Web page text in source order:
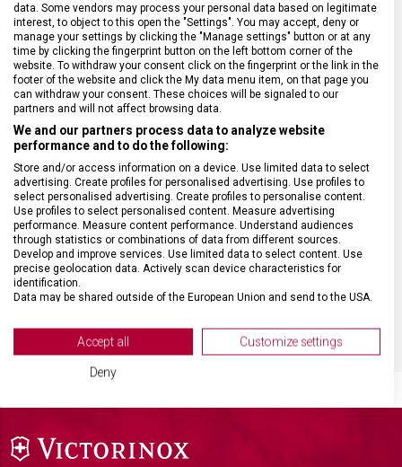
SPECIFIKACE PRODUKTU
NADROZMĚRNÁ ZAVAZADLA Nadrozměrná zavazadla
ZÁRUKA 24 měsíců
MATERIÁL Polyester
BARVA Modrá
data. Some vendors may process your personal data based on legitimate
interest, to object to this open the "Settings". You may accept, deny or
manage your settings by clicking the "Manage settings" button or at any
time by clicking the fingerprint button on the left bottom corner of the
website. To withdraw your consent click on the fingerprint or the link in the
footer of the website and click the My data menu item, on that page you
can withdraw your consent. These choices will be signaled to our
partners and will not affect browsing data.
We and our partners process data to analyze website
performance and to do the following:
Store and/or access information on a device. Use limited data to select
advertising. Create profiles for personalised advertising. Use profiles to
select personalised advertising. Create profiles to personalise content.
Use profiles to select personalised content. Measure advertising
performance. Measure content performance. Understand audiences
through statistics or combinations of data from different sources.
Develop and improve services. Use limited data to select content. Use
precise geolocation data. Actively scan device characteristics for
identification.
Data may be shared outside of the European Union and send to the USA.
View Partner List (2 IAB Vendors)
We use your data for the following purposes:
Use limited data to select advertising
Accept all Customize settings
Deny